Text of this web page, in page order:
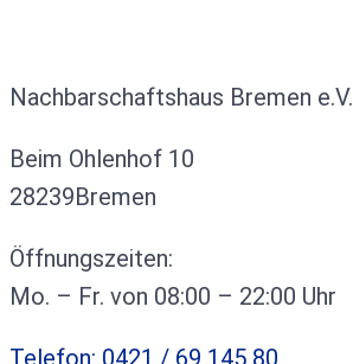
Nachbarschaftshaus Bremen e.V.
Beim Ohlenhof 10
28239Bremen
Öffnungszeiten:
Mo. – Fr. von 08:00 – 22:00 Uhr
Telefon: 0421 / 69 145 80